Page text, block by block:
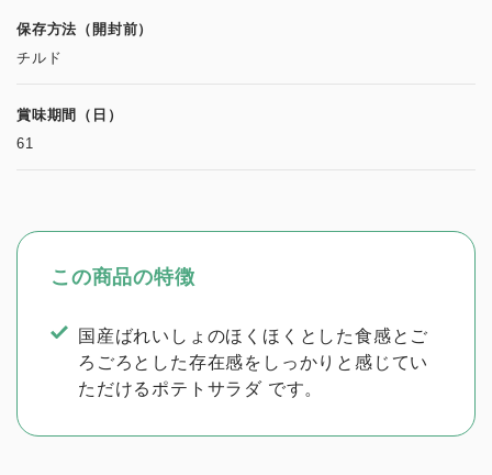
保存方法（開封前）
チルド
賞味期間（日）
61
この商品の特徴
国産ばれいしょのほくほくとした食感とご
ろごろとした存在感をしっかりと感じてい
ただけるポテトサラダ です。